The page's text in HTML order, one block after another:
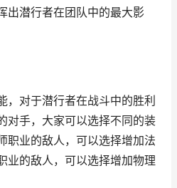
出潜行者在团队中的最大影
，对于潜行者在战斗中的胜利
对手，大家可以选择不同的装
职业的敌人，可以选择增加法
业的敌人，可以选择增加物理